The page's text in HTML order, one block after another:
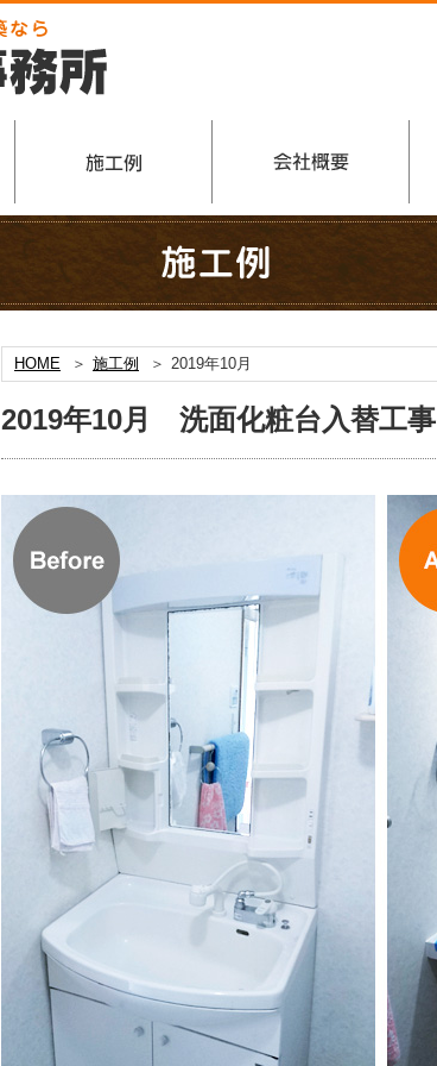
HOME 施工例 2019年10月
2019年10月 洗面化粧台入替工事